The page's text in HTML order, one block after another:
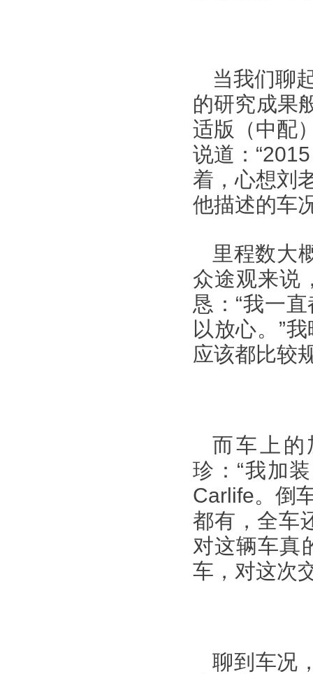
当我们聊
的研究成果
适版（中配
说道：
着，心想刘
他描述的车
里程数大
众途观来说
恳：“我一
以放心。”
应该都比较
而车上的
珍：“我加
Carlife。倒
都有，全车
对这辆车真
车，对这次
聊到车况